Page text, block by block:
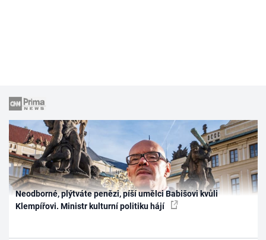
Neodborné, plýtváte penězi, píší umělci Babišovi kvůli
Klempířovi. Ministr kulturní politiku hájí